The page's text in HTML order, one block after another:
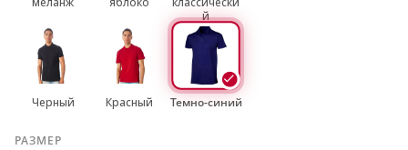
й
Черный Красный Темно-синий
РАЗМЕР